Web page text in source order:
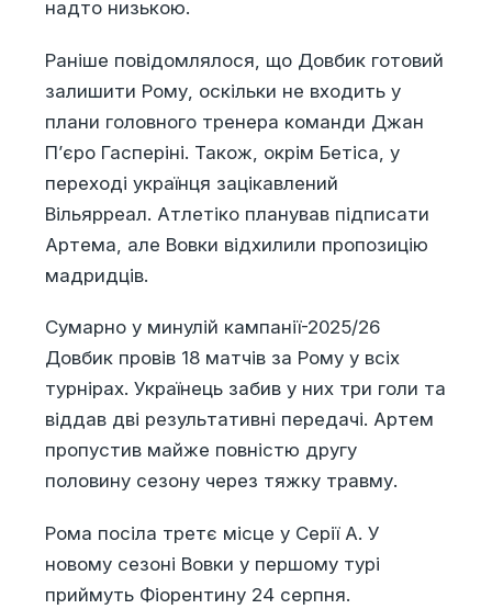
надто низькою.
Раніше повідомлялося, що Довбик готовий
залишити Рому, оскільки не входить у
плани головного тренера команди Джан
П’єро Гасперіні. Також, окрім Бетіса, у
переході українця зацікавлений
Вільярреал. Атлетіко планував підписати
Артема, але Вовки відхилили пропозицію
мадридців.
Сумарно у минулій кампанії-2025/26
Довбик провів 18 матчів за Рому у всіх
турнірах. Українець забив у них три голи та
віддав дві результативні передачі. Артем
пропустив майже повністю другу
половину сезону через тяжку травму.
Рома посіла третє місце у Серії А. У
новому сезоні Вовки у першому турі
приймуть Фіорентину 24 серпня.